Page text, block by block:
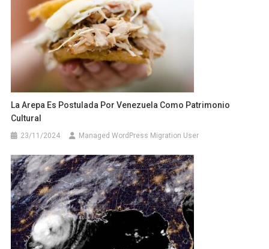
La Arepa Es Postulada Por Venezuela Como Patrimonio
Cultural
23/11/2024 Managed WordPress Migration User